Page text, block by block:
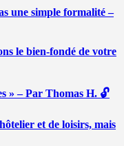
une simple formalité –
le bien-fondé de votre
» – Par Thomas H. 🔓
et de loisirs, mais